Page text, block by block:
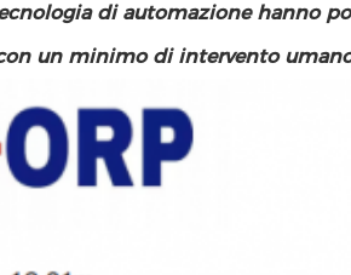
di automazione hanno
un minimo di intervento